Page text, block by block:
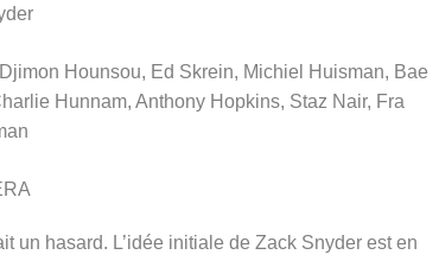
Hounsou, Ed Skrein, Michiel Huisman, Bae
Hunnam, Anthony Hopkins, Staz Nair, Fra
un hasard. L’idée initiale de Zack Snyder est en